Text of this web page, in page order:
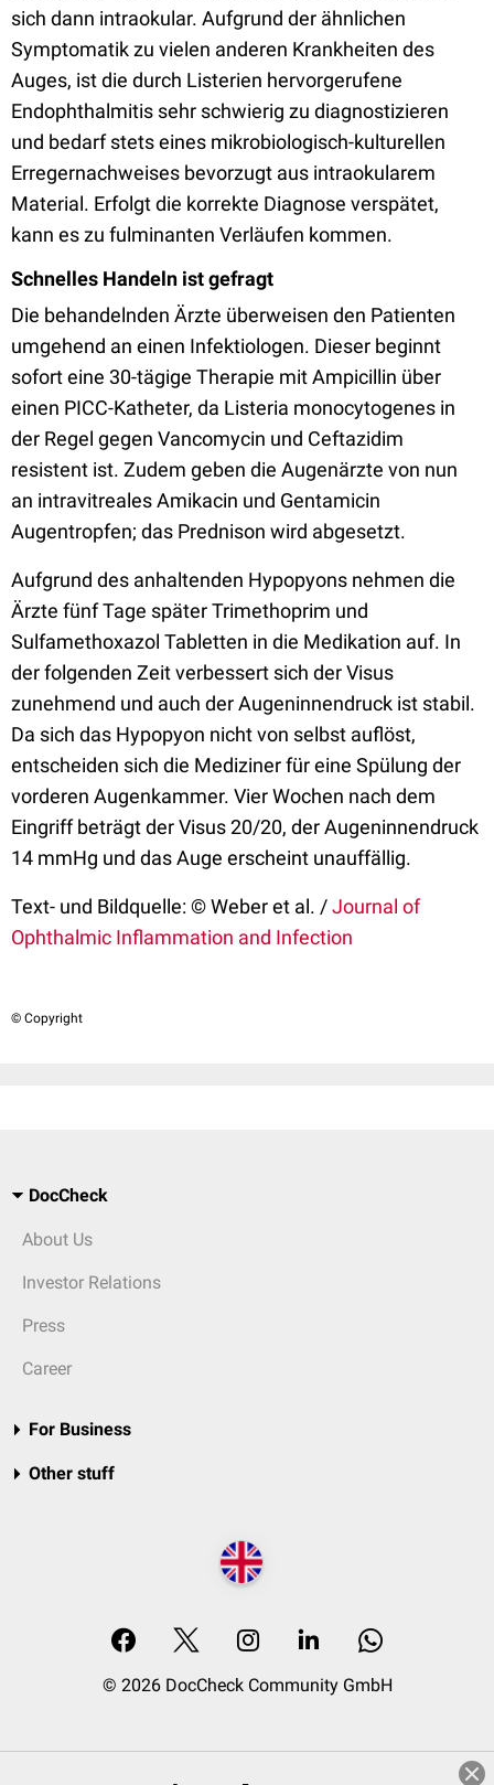
sich dann intraokular. Aufgrund der ähnlichen
Symptomatik zu vielen anderen Krankheiten des
Auges, ist die durch Listerien hervorgerufene
Endophthalmitis sehr schwierig zu diagnostizieren
und bedarf stets eines mikrobiologisch-kulturellen
Erregernachweises bevorzugt aus intraokularem
Material. Erfolgt die korrekte Diagnose verspätet,
kann es zu fulminanten Verläufen kommen.
Schnelles Handeln ist gefragt
Die behandelnden Ärzte überweisen den Patienten
umgehend an einen Infektiologen. Dieser beginnt
sofort eine 30-tägige Therapie mit Ampicillin über
einen PICC-Katheter, da Listeria monocytogenes in
der Regel gegen Vancomycin und Ceftazidim
resistent ist. Zudem geben die Augenärzte von nun
an intravitreales Amikacin und Gentamicin
Augentropfen; das Prednison wird abgesetzt.
Aufgrund des anhaltenden Hypopyons nehmen die
Ärzte fünf Tage später Trimethoprim und
Sulfamethoxazol Tabletten in die Medikation auf. In
der folgenden Zeit verbessert sich der Visus
zunehmend und auch der Augeninnendruck ist stabil.
Da sich das Hypopyon nicht von selbst auflöst,
entscheiden sich die Mediziner für eine Spülung der
vorderen Augenkammer. Vier Wochen nach dem
Eingriff beträgt der Visus 20/20, der Augeninnendruck
14 mmHg und das Auge erscheint unauffällig.
Text- und Bildquelle: © Weber et al. /Journal of
Ophthalmic Inflammation and Infection
© Copyright
DocCheck
About Us
Investor Relations
Press
Career
For Business
Other stuff
© 2026 DocCheck Community GmbH